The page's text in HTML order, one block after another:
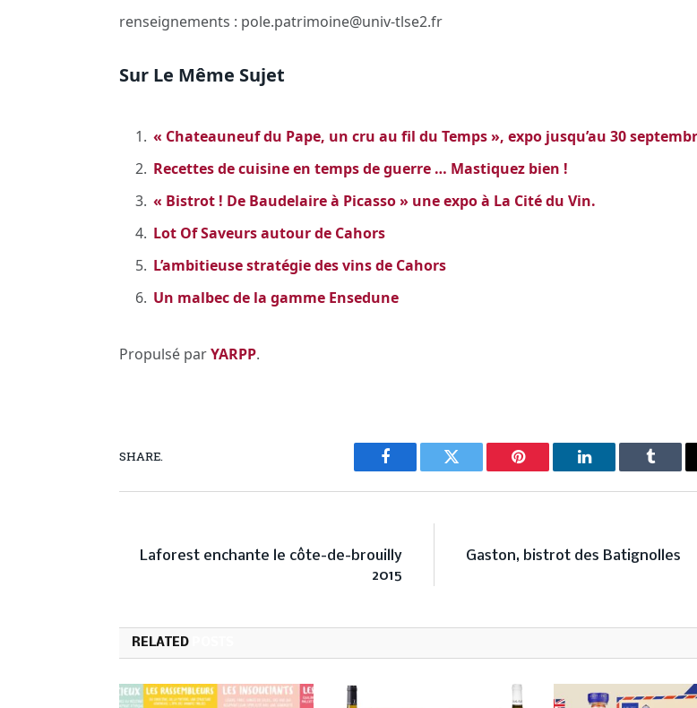
renseignements : pole.patrimoine@univ-tlse2.fr
Sur Le Même Sujet
« Chateauneuf du Pape, un cru au fil du Temps », expo jusqu’au 30
Recettes de cuisine en temps de guerre … Mastiquez bien !
« Bistrot ! De Baudelaire à Picasso » une expo à La Cité du Vin.
Lot Of Saveurs autour de Cahors
L’ambitieuse stratégie des vins de Cahors
Un malbec de la gamme Ensedune
Propulsé parYARPP.
SHARE.
Facebook Twitter Pinterest LinkedIn Tumblr
Laforest enchante le côte-de-brouilly
2015
Gaston, bistrot des Batignolles
RELATED